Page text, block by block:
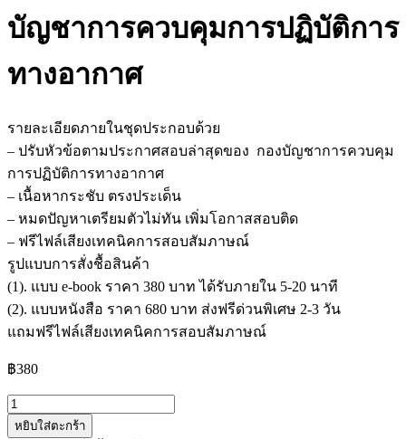
บัญชาการควบคุมการปฏิบัติการ
ทางอากาศ
รายละเอียดภายในชุดประกอบด้วย
– ปรับหัวข้อตามประกาศสอบล่าสุดของ กองบัญชาการควบคุม
การปฏิบัติการทางอากาศ
– เนื้อหากระชับ ตรงประเด็น
– หมดปัญหาเตรียมตัวไม่ทัน เพิ่มโอกาสสอบติด
– ฟรีไฟล์เสียงเทคนิคการสอบสัมภาษณ์
รูปแบบการสั่งชื้อสินค้า
(1). แบบ e-book ราคา 380 บาท ได้รับภายใน 5-20 นาที
(2). แบบหนังสือ ราคา 680 บาท ส่งฟรีด่วนพิเศษ 2-3 วัน
แถมฟรีไฟล์เสียงเทคนิคการสอบสัมภาษณ์
฿380
จำนวน
แนว
หยิบใส่ตะกร้า